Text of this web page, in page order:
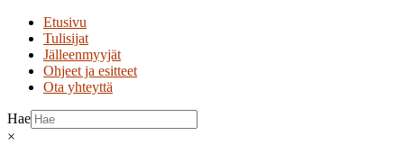
Etusivu
Tulisijat
Jälleenmyyjät
Ohjeet ja esitteet
Ota yhteyttä
Hae
×